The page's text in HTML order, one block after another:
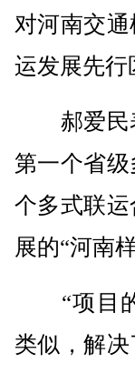
对河南交
运发展先行
郝爱民表
第一个省
个多式联
展的“河南样
“项目的
类似，解